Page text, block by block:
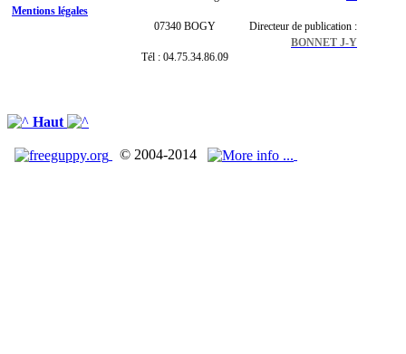
Mentions légales
07340 BOGY
Tél : 04.75.34.86.09
Directeur de publication :
BONNET J-Y
Haut
© 2004-2014